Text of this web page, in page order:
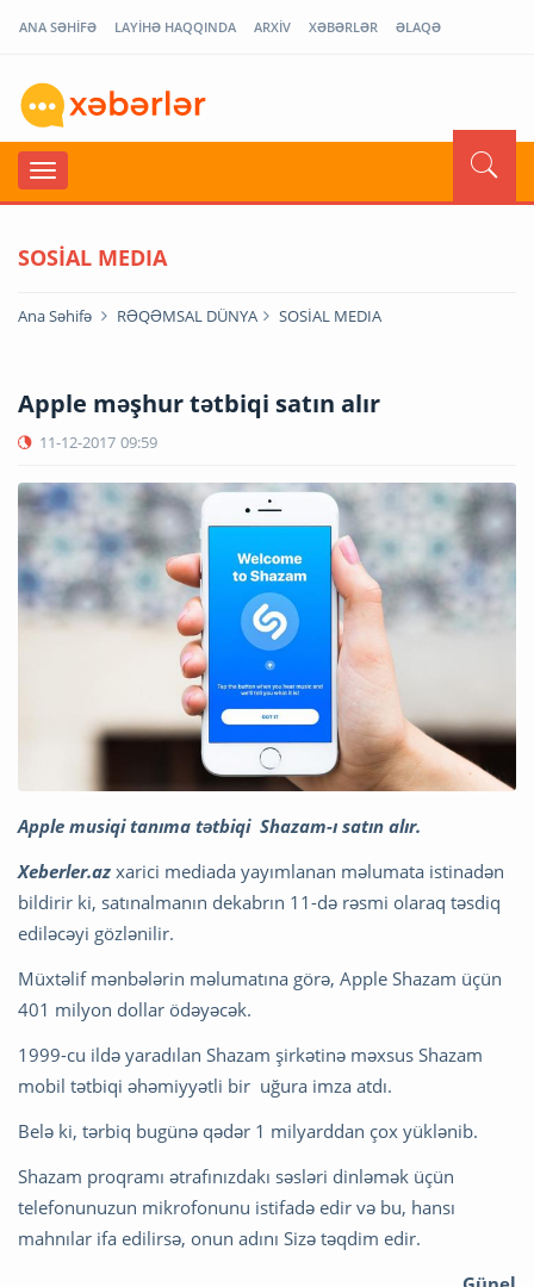
ANA SƏHİFƏ LAYİHƏ HAQQINDA ARXİV XƏBƏRLƏR ƏLAQƏ
SOSİAL MEDIA
Ana Səhifə RƏQƏMSAL DÜNYA SOSİAL MEDIA
Apple məşhur tətbiqi satın alır
11-12-2017 09:59
Apple musiqi tanıma tətbiqi Shazam-ı satın alır.
Xeberler.az xarici mediada yayımlanan məlumata istinadən
bildirir ki, satınalmanın dekabrın 11-də rəsmi olaraq təsdiq
ediləcəyi gözlənilir.
Müxtəlif mənbələrin məlumatına görə, Apple Shazam üçün
401 milyon dollar ödəyəcək.
1999-cu ildə yaradılan Shazam şirkətinə məxsus Shazam
mobil tətbiqi əhəmiyyətli bir uğura imza atdı.
Belə ki, tərbiq bugünə qədər 1 milyarddan çox yüklənib.
Shazam proqramı ətrafınızdakı səsləri dinləmək üçün
telefonunuzun mikrofonunu istifadə edir və bu, hansı
mahnılar ifa edilirsə, onun adını Sizə təqdim edir.